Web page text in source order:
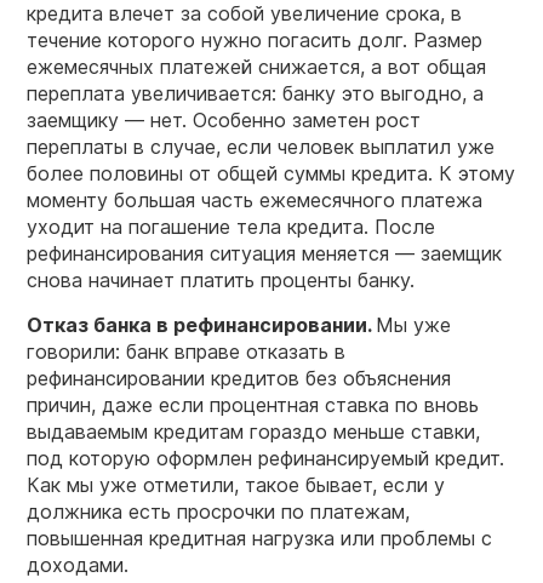
кредита влечет за собой увеличение срока, в
течение которого нужно погасить долг. Размер
ежемесячных платежей снижается, а вот общая
переплата увеличивается: банку это выгодно, а
заемщику — нет. Особенно заметен рост
переплаты в случае, если человек выплатил уже
более половины от общей суммы кредита. К этому
моменту большая часть ежемесячного платежа
уходит на погашение тела кредита. После
рефинансирования ситуация меняется — заемщик
снова начинает платить проценты банку.
Отказ банка в рефинансировании. Мы уже
говорили: банк вправе отказать в
рефинансировании кредитов без объяснения
причин, даже если процентная ставка по вновь
выдаваемым кредитам гораздо меньше ставки,
под которую оформлен рефинансируемый кредит.
Как мы уже отметили, такое бывает, если у
должника есть просрочки по платежам,
повышенная кредитная нагрузка или проблемы с
доходами.